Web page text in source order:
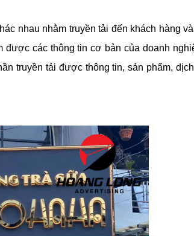
nhau nhằm truyền tải đến khách hàng
các thông tin cơ bản của doanh
truyền tải được thông tin, sản phẩm,